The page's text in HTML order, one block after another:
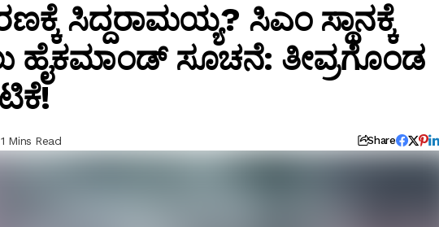
ಸಿದ್ದರಾಮಯ್ಯ? ಸಿಎಂ ಸ್ಥಾನಕ್ಕೆ
ಹೈಕಮಾಂಡ್ ಸೂಚನೆ: ತೀವ್ರಗೊಂಡ
1 Mins Read Share